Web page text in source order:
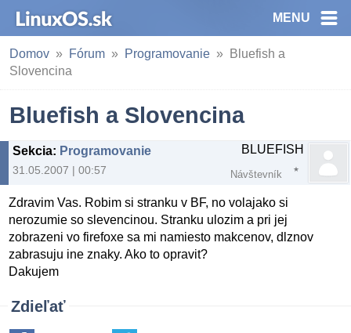
MENU
Domov Fórum Programovanie
Bluefish a
Slovencina
Bluefish a Slovencina
Sekcia: Programovanie
31.05.2007 | 00:57
BLUEFISH
Návštevník
Zdravim Vas. Robim si stranku v BF, no volajako si
nerozumie so slevencinou. Stranku ulozim a pri jej
zobrazeni vo firefoxe sa mi namiesto makcenov, dlznov
zabrasuju ine znaky. Ako to opravit?
Dakujem
Zdieľať